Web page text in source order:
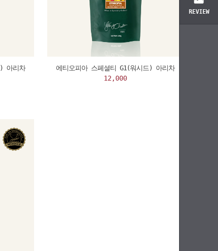
REVIEW
아리차
에티오피아 스페셜티 G1(워시드) 아리차
12,000